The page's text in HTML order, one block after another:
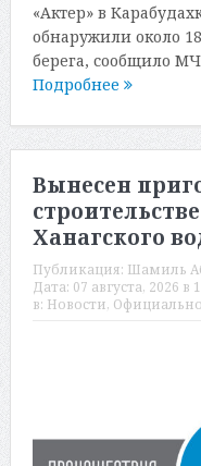
«Актер» в
обнаружили около
берега, сообщило
Подробнее
Вынесен
Ханагского
Публикация: Шамиль
Дата: 07 августа, 2026 в
в: Новости, Официально